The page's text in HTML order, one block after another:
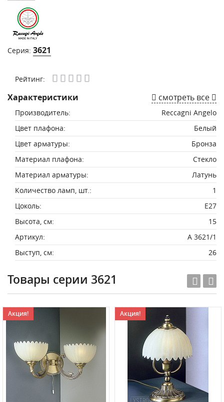
Серия: 3621
Рейтинг:
Характеристики смотреть все
Производитель:
Reccagni Angelo
Цвет плафона:
Белый
Цвет арматуры:
Бронза
Материал плафона:
Стекло
Материал арматуры:
Латунь
Количество ламп, шт.:
1
Цоколь:
E27
Высота, см:
15
Артикул:
A 3621/1
Выступ, см:
26
Товары серии 3621
Акция! Акция!